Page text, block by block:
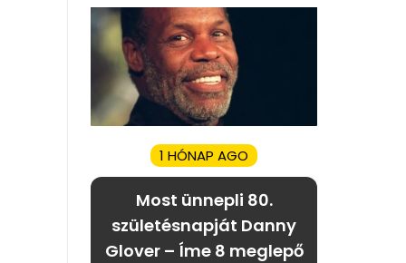
1 HÓNAP AGO
Most ünnepli 80.
születésnapját Danny
Glover – Íme 8 meglepő